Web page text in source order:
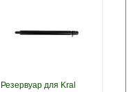
Резервуар для Kral